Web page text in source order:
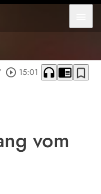
play_circle_outline 15:01 headphones chrome_reader_mode bookmark_border
vom